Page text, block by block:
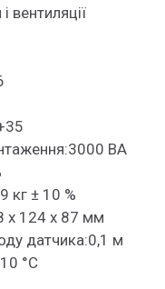
вентиляції
ВА
кг ± 10 %
x 124 x 87 мм
датчика:0,1 м
°С